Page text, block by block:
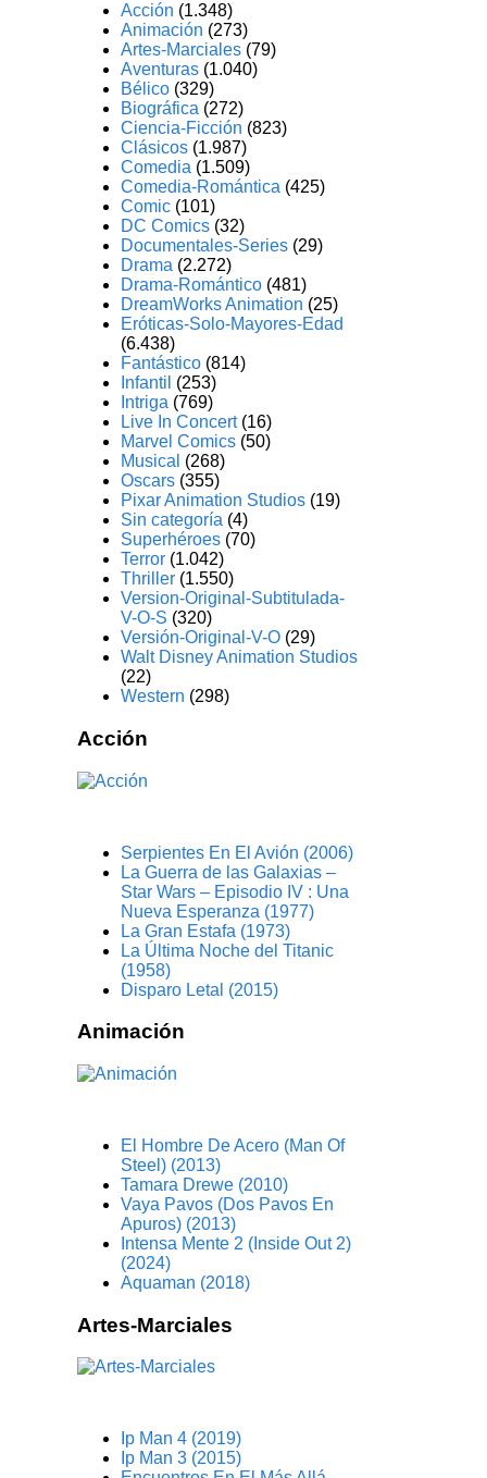
Acción (1.348)
Animación (273)
Artes-Marciales (79)
Aventuras (1.040)
Bélico (329)
Biográfica (272)
Ciencia-Ficción (823)
Clásicos (1.987)
Comedia (1.509)
Comedia-Romántica (425)
Comic (101)
DC Comics (32)
Documentales-Series (29)
Drama (2.272)
Drama-Romántico (481)
DreamWorks Animation (25)
Eróticas-Solo-Mayores-Edad
(6.438)
Fantástico (814)
Infantil (253)
Intriga (769)
Live In Concert(16)
Marvel Comics (50)
Musical (268)
Oscars (355)
Pixar Animation Studios (19)
Sin categoría (4)
Superhéroes (70)
Terror (1.042)
Thriller (1.550)
Version-Original-Subtitulada-
V-O-S (320)
Versión-Original-V-O (29)
Walt Disney Animation Studios
(22)
Western (298)
Acción
Serpientes En El Avión (2006)
La Guerra de las Galaxias –
Star Wars – Episodio IV : Una
Nueva Esperanza (1977)
La Gran Estafa (1973)
La Última Noche del Titanic
(1958)
Disparo Letal (2015)
Animación
El Hombre De Acero (Man Of
Steel) (2013)
Tamara Drewe (2010)
Vaya Pavos (Dos Pavos En
Apuros) (2013)
Intensa Mente 2 (Inside Out 2)
(2024)
Aquaman (2018)
Artes-Marciales
Ip Man 4 (2019)
Ip Man 3 (2015)